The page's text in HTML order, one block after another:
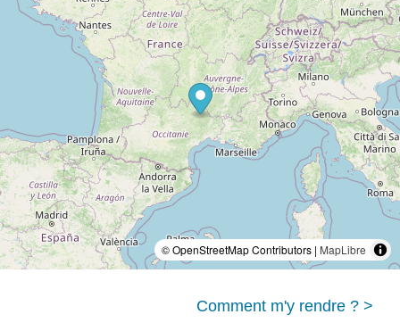
© OpenStreetMap Contributors | MapLibre
Comment m'y rendre ? >